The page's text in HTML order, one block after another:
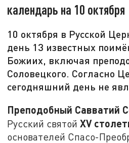
календарь на 10 октября
10 октября в Русской
день 13 известных
Божиих, включая
Соловецкого. Согласно
сегодняшний день не
Преподобный Савватий
Русский святойXV
основателей Спасо-